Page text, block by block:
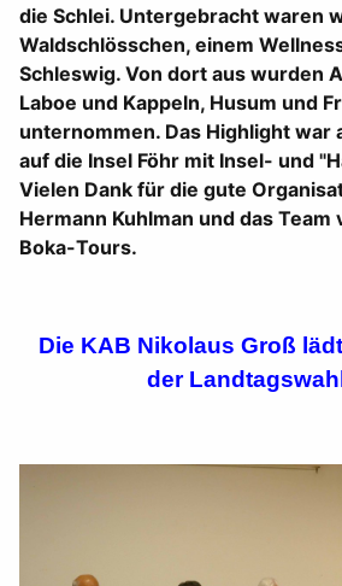
die Schlei. Untergebracht waren
Waldschlösschen, einem
Schleswig. Von dort aus wurden
Laboe und Kappeln, Husum und
unternommen. Das Highlight war
auf die Insel Föhr mit Insel- und
Vielen Dank für die gute
Hermann Kuhlman und das Team
Boka-Tours.
Die KAB Nikolaus Groß
der